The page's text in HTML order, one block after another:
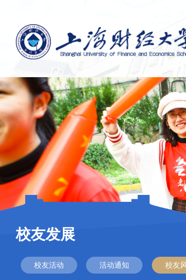
校友发展
校友活动 活动通知 校友